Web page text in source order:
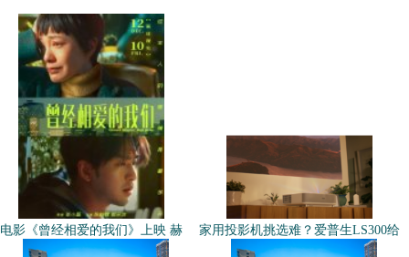
电影《曾经相爱的我们》上映 赫 家用投影机挑选难？爱普生LS300给